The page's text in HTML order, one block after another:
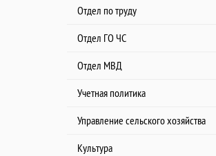
Отдел по труду
Отдел ГО ЧС
Отдел МВД
Учетная политика
Управление сельского хозяйства
Культура